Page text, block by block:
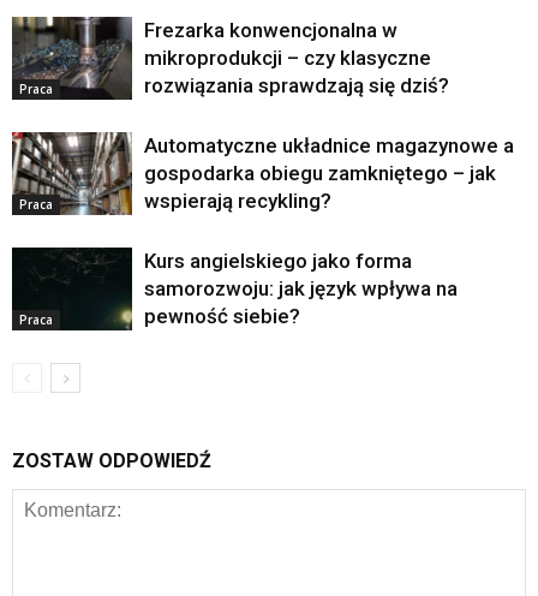
Praca
Frezarka konwencjonalna w
mikroprodukcji – czy klasyczne
rozwiązania sprawdzają się dziś?
Praca
Automatyczne układnice magazynowe a
gospodarka obiegu zamkniętego – jak
wspierają recykling?
Praca
Kurs angielskiego jako forma
samorozwoju: jak język wpływa na
pewność siebie?
ZOSTAW ODPOWIEDŹ